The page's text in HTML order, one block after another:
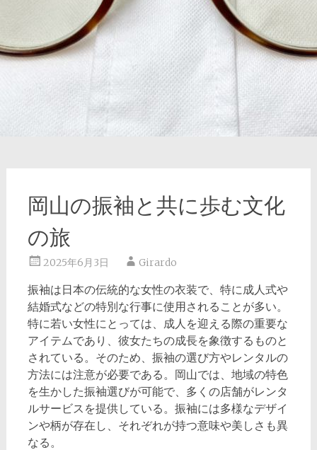
岡山の振袖と共に歩む文化
の旅
2025年6月3日 Girardo
振袖は日本の伝統的な女性の衣装で、特に成人式や
結婚式などの特別な行事に使用されることが多い。
特に若い女性にとっては、成人を迎える際の重要な
アイテムであり、彼女たちの成長を象徴するものと
されている。そのため、振袖の選び方やレンタルの
方法には注意が必要である。岡山では、地域の特色
を生かした振袖選びが可能で、多くの店舗がレンタ
ルサービスを提供している。振袖には多様なデザイ
ンや柄が存在し、それぞれが持つ意味や美しさも異
なる。